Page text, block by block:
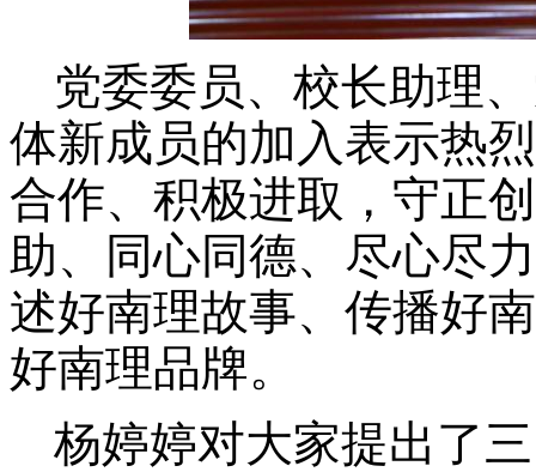
党委委员、校长助理
体新成员的加入表示热烈
合作、积极进取，守正
助、同心同德、尽心尽
述好南理故事、 传播好
好南理品牌。
杨婷婷对大家提出了